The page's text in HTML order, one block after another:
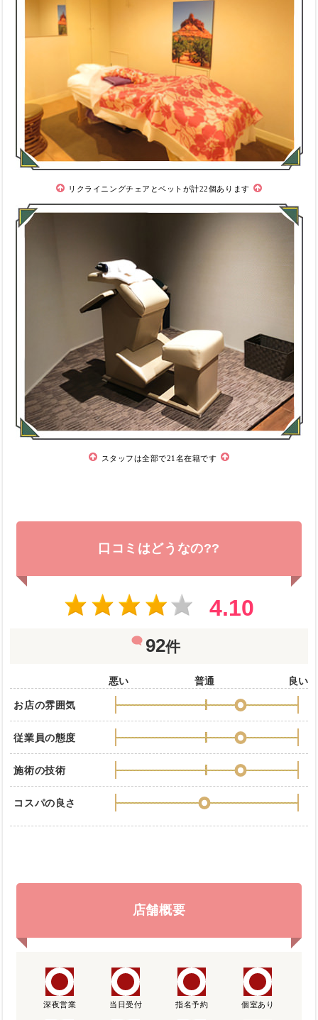
リクライニングチェアとベットが計22個あります
スタッフは全部で21名在籍です
口コミはどうなの??
4.10
92件
悪い 普通 良い
お店の雰囲気
従業員の態度
施術の技術
コスパの良さ
店舗概要
深夜営業 当日受付 指名予約 個室あり